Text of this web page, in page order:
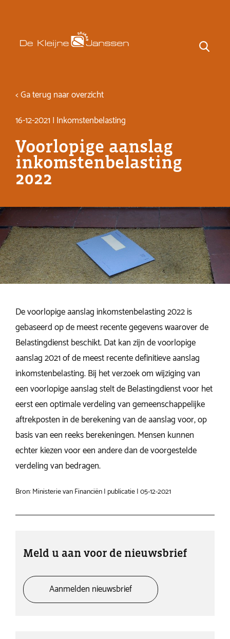
< Ga terug naar overzicht
16-12-2021 | Inkomstenbelasting
Voorlopige aanslag
inkomstenbelasting
2022
Meld u aan voor de nieuwsbrief
Aanmelden nieuwsbrief
De voorlopige aanslag inkomstenbelasting 2022 is
gebaseerd op de meest recente gegevens waarover de
Belastingdienst beschikt. Dat kan zijn de voorlopige
aanslag 2021 of de meest recente definitieve aanslag
inkomstenbelasting. Bij het verzoek om wijziging van
een voorlopige aanslag stelt de Belastingdienst voor het
eerst een optimale verdeling van gemeenschappelijke
aftrekposten in de berekening van de aanslag voor, op
basis van een reeks berekeningen. Mensen kunnen
echter kiezen voor een andere dan de voorgestelde
verdeling van bedragen.
Bron: Ministerie van Financiën | publicatie | 05-12-2021